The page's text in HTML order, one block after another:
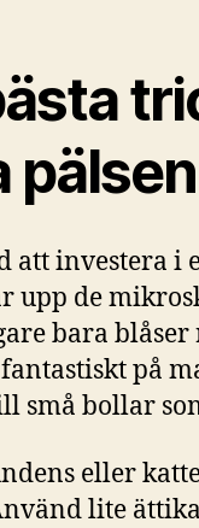
att investera i
upp de
bara
på
små bollar
eller
lite